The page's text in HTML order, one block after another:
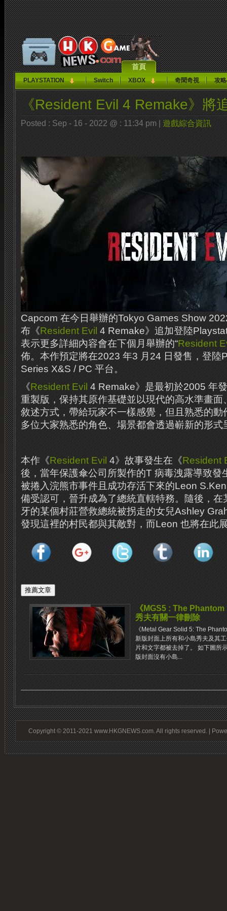
首頁
PLAYSTATION Switch XBOX 奇聞奇視 攻
《Resident Evil 4 Remake》將
Posted : Sep - 16 - 2022 @ : 11:34 pm | 遊戲綜合資訊
Capcom 在今日舉辦的Tokyo Games Show
布《Resident Evil 4 Remake》追加登陸
表示更多詳細內容會在下個月舉辦的“Resident
佈。本作預定將在2023 年3 月24 日發售，登陸
Series X&S / PC 平台。
《Resident Evil 4 Remake》是最初於2005 年
重製版，保持其原作基礎並以現代的高水準畫面
敘述方式，帶給玩家不一樣感覺，但且熟悉的動
多位大家熟悉的角色、場景都會透過嶄新的形式
本作《Resident Evil 4》故事發生在《Resident
後，當年保護傘公司所製作的T 病毒洩露導致發
被捲入浣熊市事件且成功存活下來的Leon
備受認可，晉升成為了總統直轄特務。隨後，在
牙的某個村莊營救總統被拐走的女兒Ashley
發現這裡的村民都與其敵對，而Leon 也將在此
《MGS5 : The
秀夫有關一律刪除
《Metal Gear Solid 5: The
新版封面上所有和小島秀夫及其
片和文字都被去掉了。 如下圖所
版封面沒有小島...
Copyright © 2011-2021 www.HKGNEWS.com. All rights reserved. |